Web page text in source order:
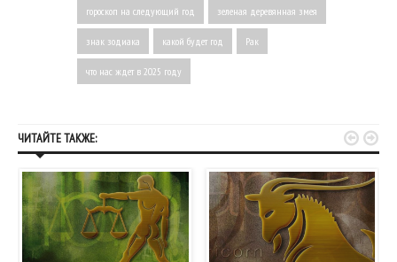
гороскоп на следующий год зеленая деревянная змея
знак зодиака какой будет год Рак
что нас ждет в 2025 году
ЧИТАЙТЕ ТАКЖЕ:  